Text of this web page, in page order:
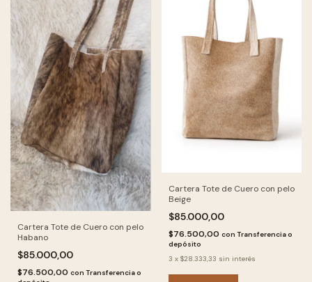
Cartera Tote de Cuero con pelo
Habano
$85.000,00
$76.500,00 con Transferencia o
Cartera Tote de Cuero con pelo
Beige
$85.000,00
$76.500,00 con Transferencia o
depósito
3 x $28.333,33 sin interés